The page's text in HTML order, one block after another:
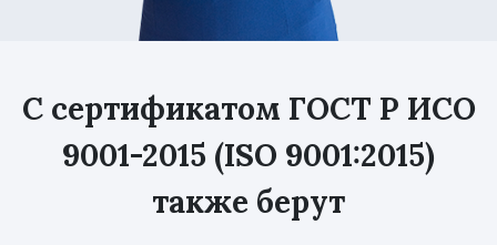
С сертификатом ГОСТ Р ИСО
9001-2015 (ISO 9001:2015)
также берут